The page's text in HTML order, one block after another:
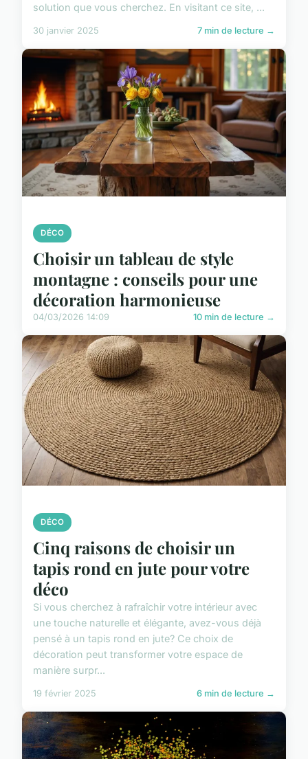
solution que vous cherchez. En visitant ce site, ...
30 janvier 2025 7 min de lecture →
DÉCO
Choisir un tableau de style
montagne : conseils pour une
décoration harmonieuse
04/03/2026 14:09 10 min de lecture →
DÉCO
Cinq raisons de choisir un
tapis rond en jute pour votre
déco
Si vous cherchez à rafraîchir votre intérieur avec
une touche naturelle et élégante, avez-vous déjà
pensé à un tapis rond en jute? Ce choix de
décoration peut transformer votre espace de
manière surpr...
19 février 2025 6 min de lecture →